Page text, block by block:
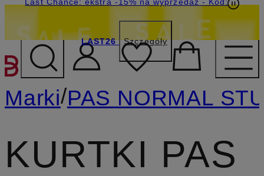
PRZEJDŹ DO GŁÓWNEJ
LAST26 Szczegóły
Marki/PAS NORMAL
KURTKI PAS